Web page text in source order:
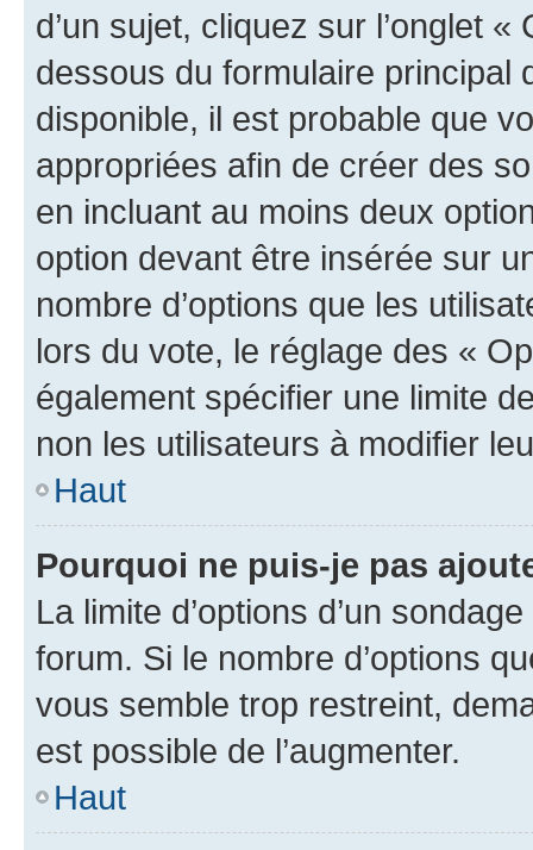
d’un sujet, cliquez sur l’onglet
dessous du formulaire principal
disponible, il est probable que
appropriées afin de créer des
en incluant au moins deux
option devant être insérée sur
nombre d’options que les
lors du vote, le réglage des «
également spécifier une limite
non les utilisateurs à modifier
Haut
Pourquoi ne puis-je pas
La limite d’options d’un
forum. Si le nombre d’options
vous semble trop restreint,
est possible de l’augmenter.
Haut